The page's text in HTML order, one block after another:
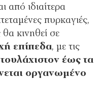
από ιδιαίτερα
πυρκαγιές,
κινηθεί σε
επίπεδα, με τις
τουλάχιστον έως τα
οργανωμένο